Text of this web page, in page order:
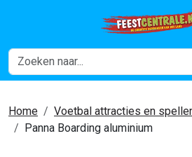
Home
Voetbal attracties en
Panna Boarding aluminium